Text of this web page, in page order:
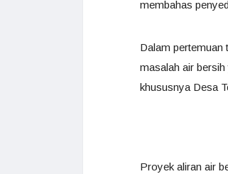
membahas
Dalam pertemuan
masalah air
khususnya Desa
Proyek aliran air